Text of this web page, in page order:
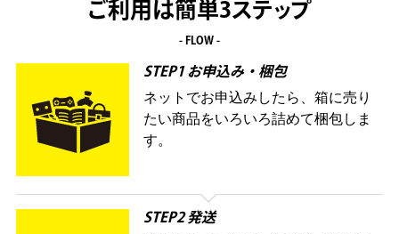
ご利用は簡単3ステップ
- FLOW -
STEP1 お申込み・梱包
ネットでお申込みしたら、箱に売り
たい商品をいろいろ詰めて梱包しま
す。
STEP2 発送